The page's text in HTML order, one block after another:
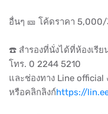
อื่นๆ 🎫 โค้ดราคา
☎️ สำรองที่นั่งได้ที่ห้องเรี
โทร. 0 2244 5210
และช่องทาง Line
หรือคลิกลิงก์https://